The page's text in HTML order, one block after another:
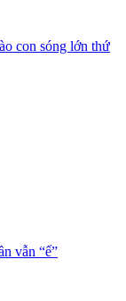
con sóng lớn thứ
vẫn “ế”